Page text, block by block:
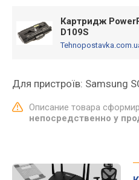
Картридж
D109S
Для пристроїв: Samsung
Описание товара
непосредственно у